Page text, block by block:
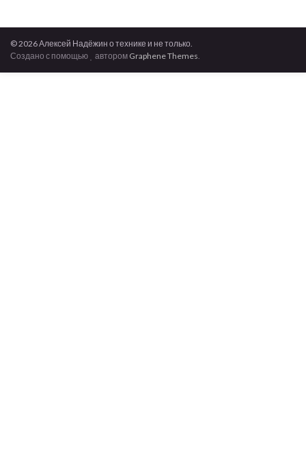
© 2026 Алексей Надёжин о технике и не только.
Создано с помощью
автором Graphene Themes